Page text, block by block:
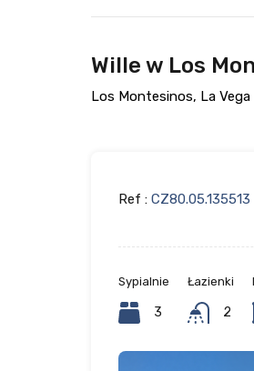
Wille w Los
Los Montesinos, La Vega
Ref : CZ80.05.135513
Sypialnie
3
Łazienki
2